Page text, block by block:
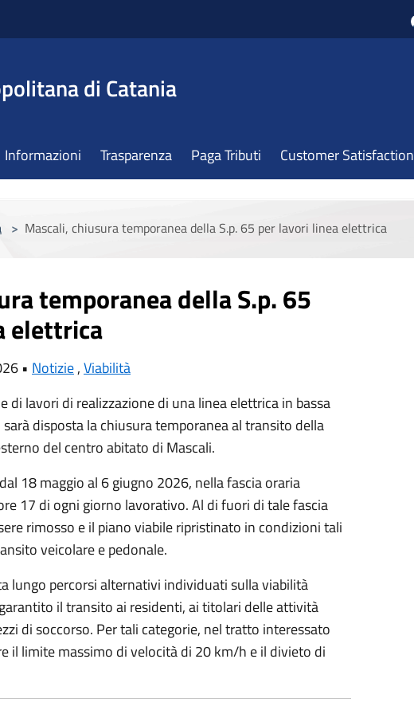
di Catania
Informazioni Trasparenza Paga Tributi Customer Satisfaction
> Mascali, chiusura temporanea della S.p. 65 per lavori linea elettrica
temporanea della S.p. 65
elettrica
• Notizie,Viabilità
di lavori di realizzazione di una linea elettrica in bassa
disposta la chiusura temporanea al transito della
del centro abitato di Mascali.
18 maggio al 6 giugno 2026, nella fascia oraria
17 di ogni giorno lavorativo. Al di fuori di tale fascia
rimosso e il piano viabile ripristinato in condizioni tali
veicolare e pedonale.
lungo percorsi alternativi individuati sulla viabilità
il transito ai residenti, ai titolari delle attività
di soccorso. Per tali categorie, nel tratto interessato
il limite massimo di velocità di 20 km/h e il divieto di